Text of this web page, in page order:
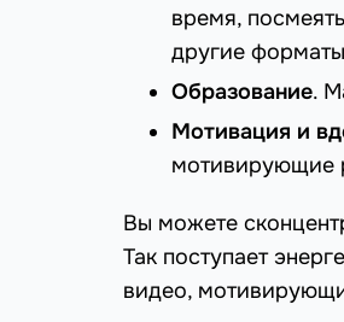
время,
другие
Образование.
Мотивация и
мотивирующие
Вы можете
Так поступает
видео,